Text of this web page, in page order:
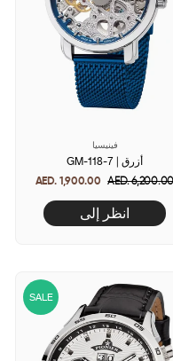
فينيسيا
GM-118-7 | أزرق
AED. 1,900.00 Regular
price
AED.
انظر إلى
SALE